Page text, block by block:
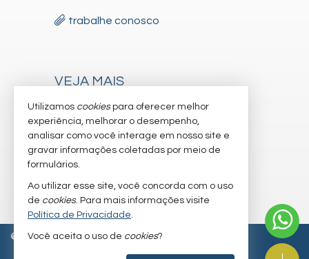
trabalhe conosco
VEJA MAIS
receba nosso newsletter
cadastre seu imóvel
imóveis favoritos
mapa de imóveis
© 2026 CRECI/SC 6.830-J Política de Privacidade
Utilizamos cookiespara oferecer melhor
experiência, melhorar o desempenho,
analisar como você interage em nosso site e
gravar informações coletadas por meio de
formulários.
Ao utilizar esse site, você concorda com o uso
de cookies. Para mais informações visite
Política de Privacidade.
Você aceita o uso de cookies?